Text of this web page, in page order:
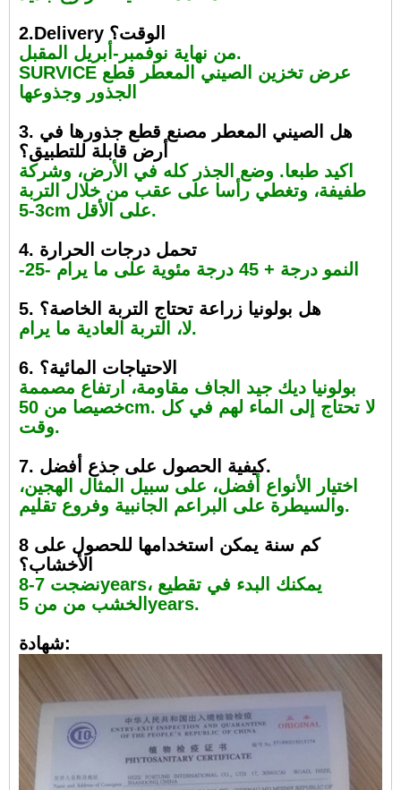
2.Delivery الوقت؟
من نهاية نوفمبر-أبريل المقبل.
SURVICE عرض تخزين الصيني المعطر قطع
الجذور وجذوعها
3. هل الصيني المعطر مصنع قطع جذورها في
أرض قابلة للتطبيق؟
اكيد طبعا. وضع الجذر كله في الأرض، وشركة
طفيفة، وتغطي رأسا على عقب من خلال التربة
3-5cm على الأقل.
4. تحمل درجات الحرارة
-25- النمو درجة + 45 درجة مئوية على ما يرام
5. هل بولونيا زراعة تحتاج التربة الخاصة؟
لا، التربة العادية ما يرام.
6. الاحتياجات المائية؟
بولونيا ديك جيد الجاف مقاومة، ارتفاع مصممة
خصيصا من 50cm. لا تحتاج إلى الماء لهم في كل
وقت.
7. كيفية الحصول على جذع أفضل.
اختيار الأنواع أفضل، على سبيل المثال الهجين،
والسيطرة على البراعم الجانبية وفروع تقليم.
8 كم سنة يمكن استخدامها للحصول على
الأخشاب؟
نضجت 7-8years، يمكنك البدء في تقطيع
الخشب من من 5years.
شهادة: